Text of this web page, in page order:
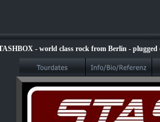
- world class rock from Berlin -